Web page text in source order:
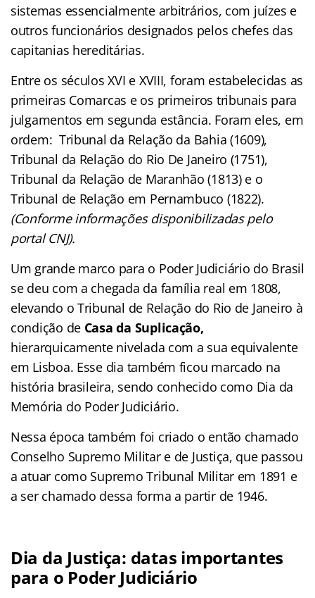
sistemas essencialmente arbitrários, com juízes e
outros funcionários designados pelos chefes das
capitanias hereditárias.
Entre os séculos XVI e XVIII, foram estabelecidas as
primeiras Comarcas e os primeiros tribunais para
julgamentos em segunda estância. Foram eles, em
ordem: Tribunal da Relação da Bahia (1609),
Tribunal da Relação do Rio De Janeiro (1751),
Tribunal da Relação de Maranhão (1813) e o
Tribunal de Relação em Pernambuco (1822).
(Conforme informações disponibilizadas pelo
portal CNJ).
Um grande marco para o Poder Judiciário do Brasil
se deu com a chegada da família real em 1808,
elevando o Tribunal de Relação do Rio de Janeiro à
condição de Casa da Suplicação,
hierarquicamente nivelada com a sua equivalente
em Lisboa. Esse dia também ficou marcado na
história brasileira, sendo conhecido como Dia da
Memória do Poder Judiciário.
Nessa época também foi criado o então chamado
Conselho Supremo Militar e de Justiça, que passou
a atuar como Supremo Tribunal Militar em 1891 e
a ser chamado dessa forma a partir de 1946.
Dia da Justiça: datas importantes
para o Poder Judiciário